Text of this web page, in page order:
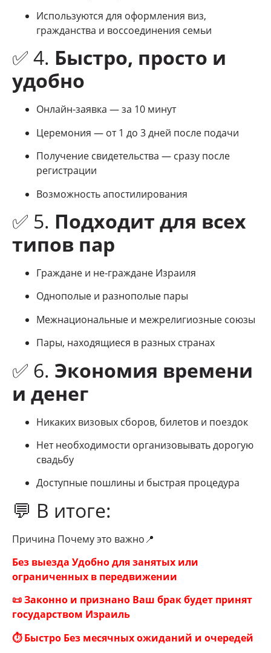
Используются для оформления виз,
гражданства и воссоединения семьи
✅ 4. Быстро, просто и
удобно
Онлайн-заявка — за 10 минут
Церемония — от 1 до 3 дней после подачи
Получение свидетельства — сразу после
регистрации
Возможность апостилирования
✅ 5. Подходит для всех
типов пар
Граждане и не-граждане Израиля
Однополые и разнополые пары
Межнациональные и межрелигиозные союзы
Пары, находящиеся в разных странах
✅ 6. Экономия времени
и денег
Никаких визовых сборов, билетов и поездок
Нет необходимости организовывать дорогую
свадьбу
Доступные пошлины и быстрая процедура
💬 В итоге:
Причина Почему это важно📍
Без выезда Удобно для занятых или
ограниченных в передвижении
📜 Законно и признано Ваш брак будет принят
государством Израиль
⏱ Быстро Без месячных ожиданий и очередей